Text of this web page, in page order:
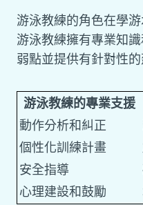
游泳教練的角色在學
游泳教練擁有專業知
弱點並提供有針對性的
游泳教練的專業支援
動作分析和糾正
個性化訓練計畫
安全指導
心理建設和鼓勵